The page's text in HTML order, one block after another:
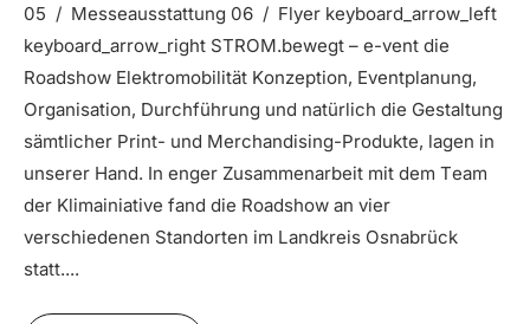
05 / Messeausstattung 06 / Flyer keyboard_arrow_left
keyboard_arrow_right STROM.bewegt – e-vent die
Roadshow Elektromobilität Konzeption, Eventplanung,
Organisation, Durchführung und natürlich die Gestaltung
sämtlicher Print- und Merchandising-Produkte, lagen in
unserer Hand. In enger Zusammenarbeit mit dem Team
der Klimainiative fand die Roadshow an vier
verschiedenen Standorten im Landkreis Osnabrück
statt....